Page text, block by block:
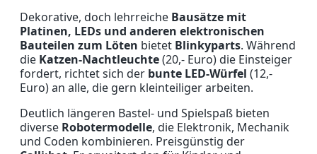
Dekorative, doch lehrreiche Bausätze mit
Platinen, LEDs und anderen elektronischen
Bauteilen zum Löten bietet Blinkyparts. Während
die Katzen-Nachtleuchte(20,- Euro) die Einsteiger
fordert, richtet sich der bunte LED-Würfel (12,-
Euro) an alle, die gern kleinteiliger arbeiten.
Deutlich längeren Bastel- und Spielspaß bieten
diverse Robotermodelle, die Elektronik, Mechanik
und Coden kombinieren. Preisgünstig der